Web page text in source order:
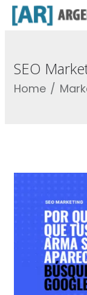
SEO
Home